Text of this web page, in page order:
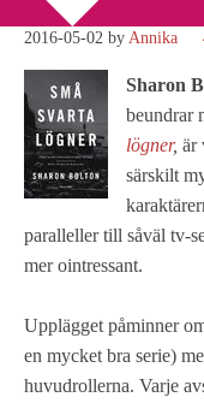
2016-05-02 by Annika
Sharon
beundrar
lögner, är
särskilt
paralleller till såväl tv-
mer ointressant.
Upplägget påminner
en mycket bra serie)
huvudrollerna. Varje